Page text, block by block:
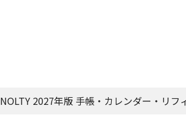
NOLTY 2027年版 手帳・カレンダー・リフ